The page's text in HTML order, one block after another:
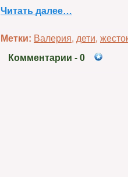
Читать далее…
Метки: Валерия, дети,
Комментарии - 0